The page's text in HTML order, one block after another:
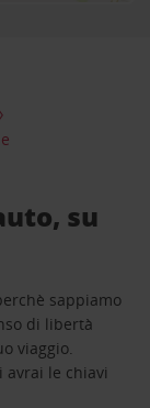
su
sappiamo
di libertà
viaggio.
le chiavi